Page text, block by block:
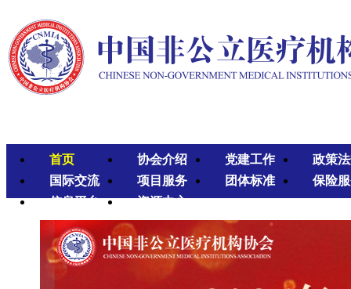
首页 协会介绍 党建工作
政策
国际交流
项目服务 团体标准
保险
信息平台
资源中心